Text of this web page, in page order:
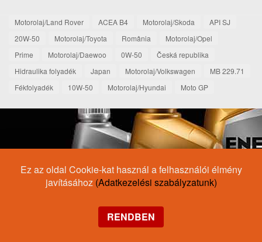
Motorolaj/Land Rover ACEA B4 Motorolaj/Skoda
API SJ
20W-50
Motorolaj/Toyota România
Motorolaj/Opel
Prime
Motorolaj/Daewoo 0W-50
Česká republika
Hidraulika folyadék
Japan Motorolaj/Volkswagen
MB 229.71
Fékfolyadék
10W-50 Motorolaj/Hyundai Moto GP
Ez az oldal Cookie-kat használ a felhasználói élmény
javításához (Adatkezelési szabályzatunk)
RENDBEN